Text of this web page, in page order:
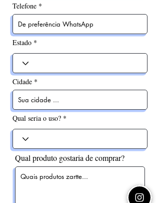
Telefone
Estado
Cidade
Qual seria o uso?
Qual produto gostaria de comprar?